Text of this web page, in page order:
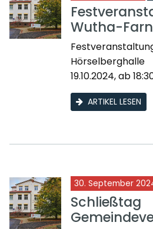
Wutha-
19.10.2024, ab
ARTIKEL LESEN
30. September
Schließtag